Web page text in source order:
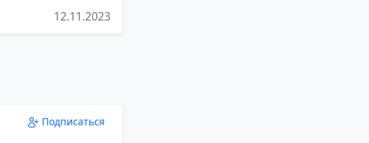
12.11.2023
Подписаться